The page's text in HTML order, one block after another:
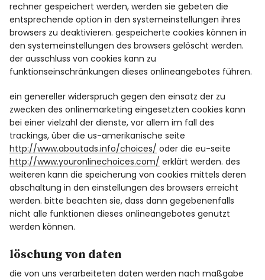
rechner gespeichert werden, werden sie gebeten die
entsprechende option in den systemeinstellungen ihres
browsers zu deaktivieren. gespeicherte cookies können in
den systemeinstellungen des browsers gelöscht werden.
der ausschluss von cookies kann zu
funktionseinschränkungen dieses onlineangebotes führen.
ein genereller widerspruch gegen den einsatz der zu
zwecken des onlinemarketing eingesetzten cookies kann
bei einer vielzahl der dienste, vor allem im fall des
trackings, über die us-amerikanische seite
http://www.aboutads.info/choices/ oder die eu-seite
http://www.youronlinechoices.com/ erklärt werden. des
weiteren kann die speicherung von cookies mittels deren
abschaltung in den einstellungen des browsers erreicht
werden. bitte beachten sie, dass dann gegebenenfalls
nicht alle funktionen dieses onlineangebotes genutzt
werden können.
löschung von daten
die von uns verarbeiteten daten werden nach maßgabe